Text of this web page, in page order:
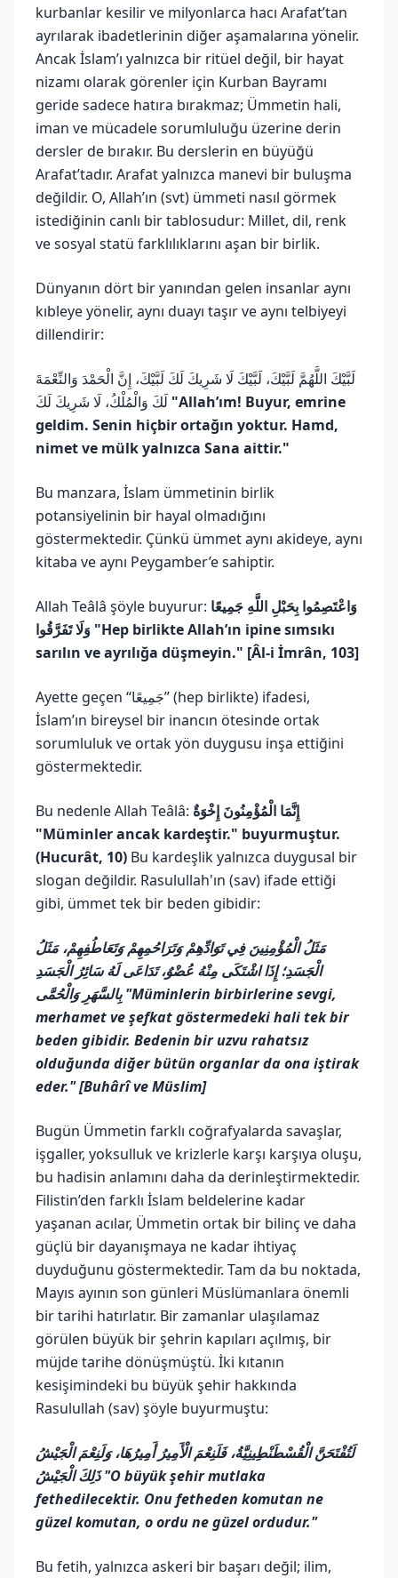
kurbanlar kesilir ve milyonlarca hacı Arafat’tan
ayrılarak ibadetlerinin diğer aşamalarına yönelir.
Ancak İslam’ı yalnızca bir ritüel değil, bir hayat
nizamı olarak görenler için Kurban Bayramı
geride sadece hatıra bırakmaz; Ümmetin hali,
iman ve mücadele sorumluluğu üzerine derin
dersler de bırakır. Bu derslerin en büyüğü
Arafat’tadır. Arafat yalnızca manevi bir buluşma
değildir. O, Allah’ın (svt) ümmeti nasıl görmek
istediğinin canlı bir tablosudur: Millet, dil, renk
ve sosyal statü farklılıklarını aşan bir birlik.
Dünyanın dört bir yanından gelen insanlar aynı
kıbleye yönelir, aynı duayı taşır ve aynı telbiyeyi
dillendirir:
لَبَّيْكَ اللَّهُمَّ لَبَّيْكَ، لَبَّيْكَ لَا شَرِيكَ لَكَ لَبَّيْكَ، إِنَّ الْحَمْدَ وَالنِّعْمَةَ
"Allah’ım! Buyur, emrine
geldim. Senin hiçbir ortağın yoktur. Hamd,
nimet ve mülk yalnızca Sana aittir."
Bu manzara, İslam ümmetinin birlik
potansiyelinin bir hayal olmadığını
göstermektedir. Çünkü ümmet aynı akideye, aynı
kitaba ve aynı Peygamber’e sahiptir.
Allah Teâlâ şöyle buyurur: وَاعْتَصِمُوا بِحَبْلِ اللَّهِ جَمِيعًا
وَلَا تَفَرَّقُوا "Hep birlikte Allah’ın ipine sımsıkı
sarılın ve ayrılığa düşmeyin." [Âl-i İmrân, 103]
Ayette geçen “جَمِيعًا” (hep birlikte) ifadesi,
İslam’ın bireysel bir inancın ötesinde ortak
sorumluluk ve ortak yön duygusu inşa ettiğini
göstermektedir.
Bu nedenle Allah Teâlâ: إِنَّمَا الْمُؤْمِنُونَ إِخْوَةٌ
"Müminler ancak kardeştir." buyurmuştur.
(Hucurât, 10) Bu kardeşlik yalnızca duygusal bir
slogan değildir. Rasulullah'ın (sav) ifade ettiği
gibi, ümmet tek bir beden gibidir:
مَثَلُ الْمُؤْمِنِينَ فِي تَوَادِّهِمْ وَتَرَاحُمِهِمْ وَتَعَاطُفِهِمْ، مَثَلُ
الْجَسَدِ؛ إِذَا اشْتَكَى مِنْهُ عُضْوٌ، تَدَاعَى لَهُ سَائِرُ الْجَسَدِ
بِالسَّهَرِ وَالْحُمَّى "Müminlerin birbirlerine sevgi,
merhamet ve şefkat göstermedeki hali tek bir
beden gibidir. Bedenin bir uzvu rahatsız
olduğunda diğer bütün organlar da ona iştirak
eder." [Buhârî ve Müslim]
Bugün Ümmetin farklı coğrafyalarda savaşlar,
işgaller, yoksulluk ve krizlerle karşı karşıya oluşu,
bu hadisin anlamını daha da derinleştirmektedir.
Filistin’den farklı İslam beldelerine kadar
yaşanan acılar, Ümmetin ortak bir bilinç ve daha
güçlü bir dayanışmaya ne kadar ihtiyaç
duyduğunu göstermektedir. Tam da bu noktada,
Mayıs ayının son günleri Müslümanlara önemli
bir tarihi hatırlatır. Bir zamanlar ulaşılamaz
görülen büyük bir şehrin kapıları açılmış, bir
müjde tarihe dönüşmüştü. İki kıtanın
kesişimindeki bu büyük şehir hakkında
Rasulullah (sav) şöyle buyurmuştu:
لَتُفْتَحَنَّ الْقُسْطَنْطِينِيَّةُ، فَلَنِعْمَ الْأَمِيرُ أَمِيرُهَا، وَلَنِعْمَ الْجَيْشُ
ذَلِكَ الْجَيْشُ "O büyük şehir mutlaka
fethedilecektir. Onu fetheden komutan ne
güzel komutan, o ordu ne güzel ordudur."
Bu fetih, yalnızca askeri bir başarı değil; ilim,